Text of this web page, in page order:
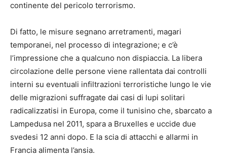
continente del pericolo terrorismo.
Di fatto, le misure segnano arretramenti, magari
temporanei, nel processo di integrazione; e c’è
l’impressione che a qualcuno non dispiaccia. La libera
circolazione delle persone viene rallentata dai controlli
interni su eventuali infiltrazioni terroristiche lungo le vie
delle migrazioni suffragate dai casi di lupi solitari
radicalizzatisi in Europa, come il tunisino che, sbarcato a
Lampedusa nel 2011, spara a Bruxelles e uccide due
svedesi 12 anni dopo. E la scia di attacchi e allarmi in
Francia alimenta l’ansia.